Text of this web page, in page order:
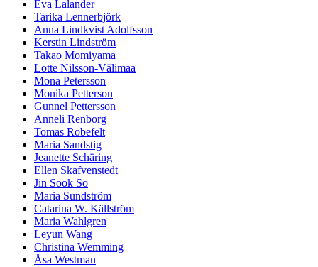
Eva Lalander
Tarika Lennerbjörk
Anna Lindkvist Adolfsson
Kerstin Lindström
Takao Momiyama
Lotte Nilsson-Välimaa
Mona Petersson
Monika Petterson
Gunnel Pettersson
Anneli Renborg
Tomas Robefelt
Maria Sandstig
Jeanette Schäring
Ellen Skafvenstedt
Jin Sook So
Maria Sundström
Catarina W. Källström
Maria Wahlgren
Leyun Wang
Christina Wemming
Åsa Westman